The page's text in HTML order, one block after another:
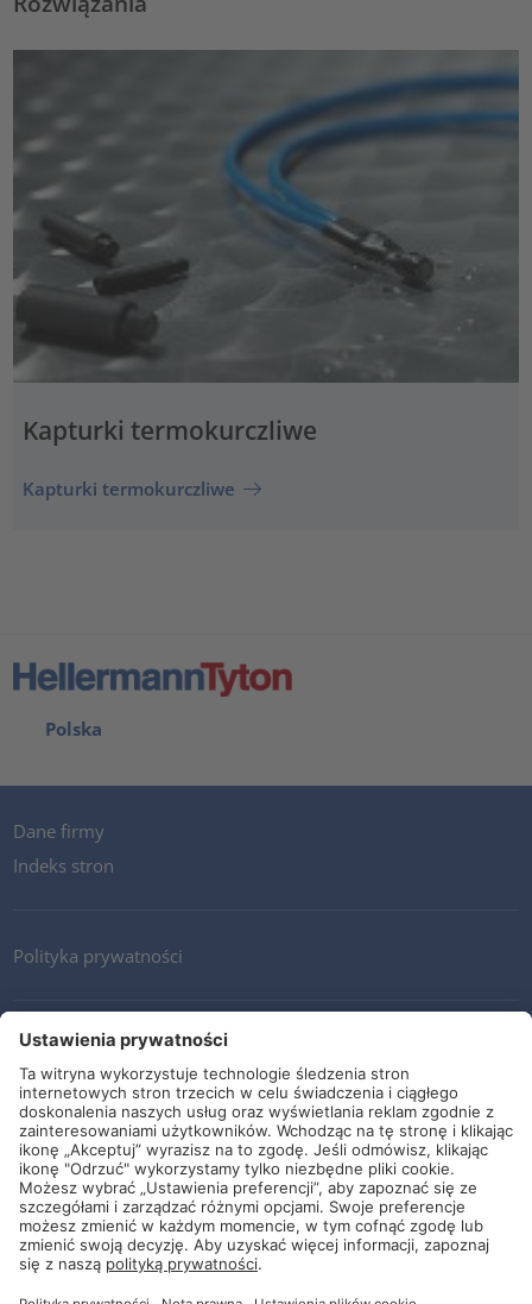
Kapturki termokurczliwe
Kapturki termokurczliwe
Polska
Dane firmy
Indeks stron
Polityka prywatności
Kontakt
Newsletter
Ogólne warunki i dostawy
Wytyczne i zobowiązania